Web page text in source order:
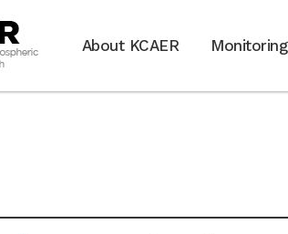
About KCAER Monitoring